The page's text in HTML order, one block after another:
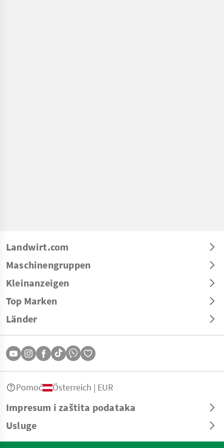
Landwirt.com
Maschinengruppen
Kleinanzeigen
Top Marken
Länder
Impresum i zaštita podataka
Usluge
Pomoć Österreich | EUR